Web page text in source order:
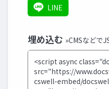
LINE
埋め込む »CMSなどで